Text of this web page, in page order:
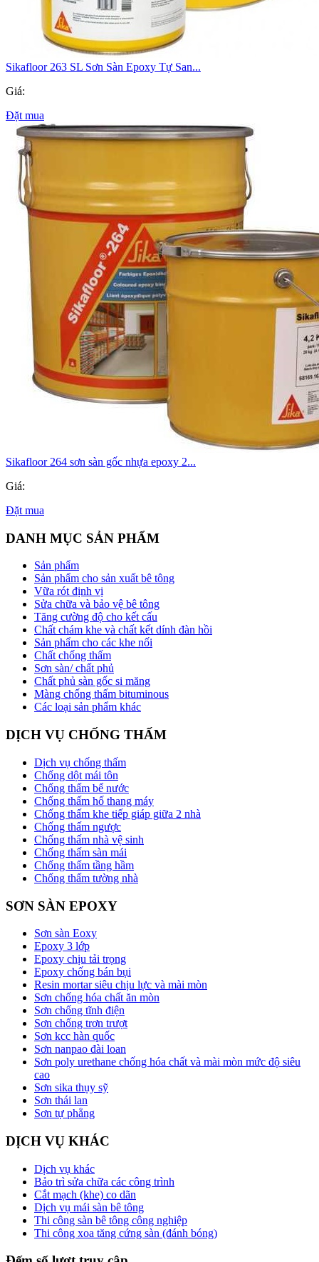
Sikafloor 263 SL Sơn Sàn Epoxy Tự San...
Giá:
Đặt mua
Sikafloor 264 sơn sàn gốc nhựa epoxy 2...
Giá:
Đặt mua
DANH MỤC SẢN PHẨM
Sản phẩm
Sản phẩm cho sản xuất bê tông
Vữa rót định vị
Sửa chữa và bảo vệ bê tông
Tăng cường độ cho kết cấu
Chất chám khe và chất kết dính đàn hồi
Sản phẩm cho các khe nối
Chất chống thấm
Sơn sàn/ chất phủ
Chất phủ sàn gốc si măng
Màng chống thấm bituminous
Các loại sản phẩm khác
DỊCH VỤ CHỐNG THẤM
Dịch vụ chống thấm
Chống dột mái tôn
Chống thấm bể nước
Chống thấm hố thang máy
Chống thấm khe tiếp giáp giữa 2 nhà
Chống thấm ngược
Chống thấm nhà vệ sinh
Chống thấm sàn mái
Chống thấm tầng hầm
Chống thấm tường nhà
SƠN SÀN EPOXY
Sơn sàn Eoxy
Epoxy 3 lớp
Epoxy chịu tải trọng
Epoxy chống bán bụi
Resin mortar siêu chịu lực và mài mòn
Sơn chống hóa chất ăn mòn
Sơn chống tĩnh điện
Sơn chống trơn trượt
Sơn kcc hàn quốc
Sơn nanpao đài loan
Sơn poly urethane chống hóa chất và mài mòn mức độ siêu
cao
Sơn sika thụy sỹ
Sơn thái lan
Sơn tự phẳng
DỊCH VỤ KHÁC
Dịch vụ khác
Bảo trì sửa chữa các công trình
Cắt mạch (khe) co dãn
Dịch vụ mái sàn bê tông
Thi công sàn bê tông công nghiệp
Thi công xoa tăng cứng sàn (đánh bóng)